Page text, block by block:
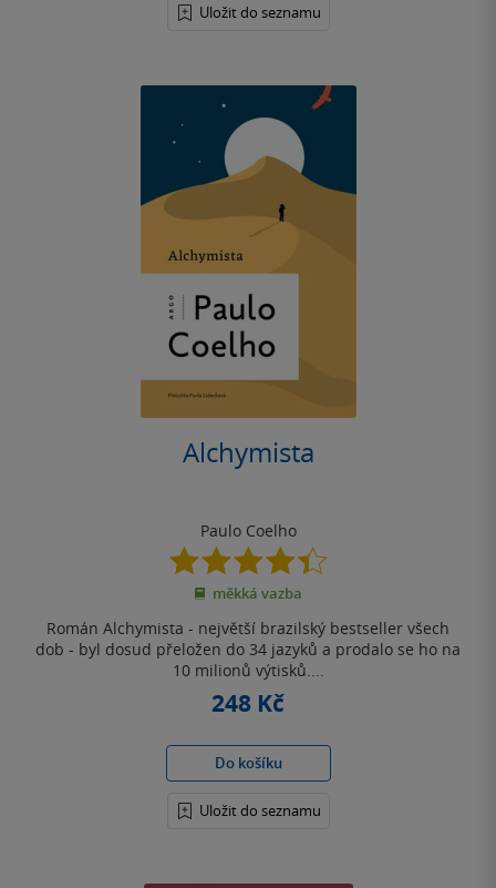
Uložit do seznamu
Alchymista
Paulo Coelho
4.4
z
5
měkká vazba
Román Alchymista - největší brazilský bestseller všech
dob - byl dosud přeložen do 34 jazyků a prodalo se ho na
10 milionů výtisků....
248 Kč
Do košíku
Uložit do seznamu